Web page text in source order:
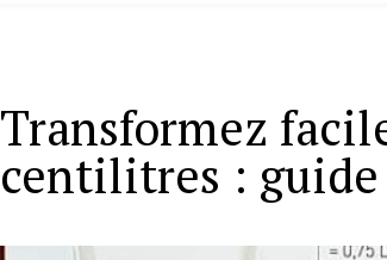
Transformez
centilitres :